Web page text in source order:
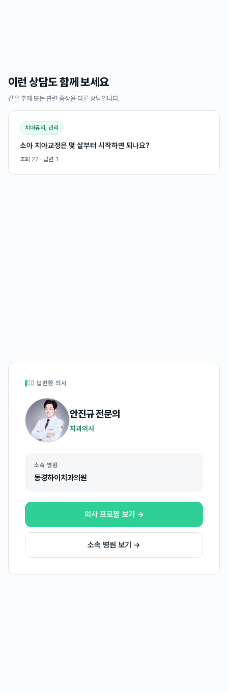
이런 상담도 함께 보세요
같은 주제 또는 관련 증상을 다룬 상담입니다.
치아유지, 관리
소아 치아교정은 몇 살부터 시작하면 되나요?
조회 22 · 답변 1
👩‍⚕️ 답변한 의사
안진규전문의
치과의사
소속 병원
동경하이치과의원
의사 프로필 보기 →
소속 병원 보기 →